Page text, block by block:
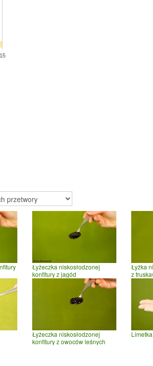
15
Łyżeczka niskosłodzonej
konfitury z jagód
Łyżka
z
Łyżeczka niskosłodzonej
konfitury z owoców leśnych